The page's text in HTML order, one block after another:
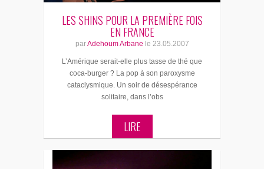
LES SHINS POUR LA PREMIÈRE FOIS
EN FRANCE
parAdehoum Arbane le 23.05.2007
L’Amérique serait-elle plus tasse de thé que
coca-burger ? La pop à son paroxysme
cataclysmique. Un soir de désespérance
solitaire, dans l’obs
LIRE